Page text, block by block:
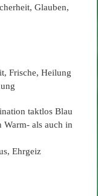
Glauben,
Frische, Heilung
taktlos Blau
als auch in
Ehrgeiz